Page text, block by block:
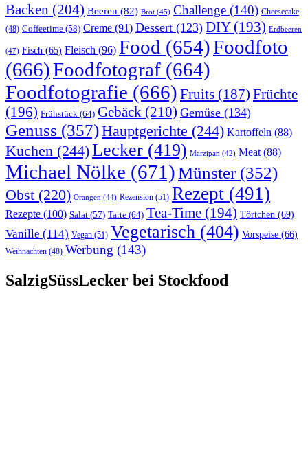
Backen (204) Beeren (82) Brot (45) Challenge (140) Cheesecake
(48) Coffeetime (58) Creme (91) Dessert (123) DIY(193) Erdbeeren
(47) Fisch (65) Fleisch (96) Food (654)Foodfoto
(666)Foodfotograf (664)
Foodfotografie (666) Fruits (187) Früchte
(196) Frühstück (64) Gebäck (210) Gemüse (134)
Genuss (357)Hauptgerichte (244) Kartoffeln (88)
Kuchen (244)Lecker (419) Marzipan (42) Meat (88)
Michael Nölke (671)Münster(352)
Obst (220) Orangen (44) Rezension (51) Rezept (491)
Rezepte (100) Salat (57) Tarte (64) Tea-Time (194) Törtchen (69)
Vanille (114) Vegan (51) Vegetarisch (404) Vorspeise (66)
Weihnachten (48) Werbung (143)
SalzigSüssLecker bei Stockfood